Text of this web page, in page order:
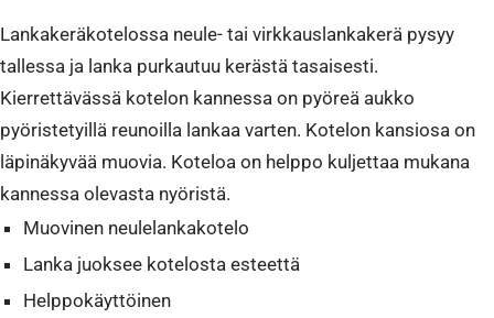
Lankakeräkotelossa neule- tai virkkauslankakerä pysyy
tallessa ja lanka purkautuu kerästä tasaisesti.
Kierrettävässä kotelon kannessa on pyöreä aukko
pyöristetyillä reunoilla lankaa varten. Kotelon kansiosa on
läpinäkyvää muovia. Koteloa on helppo kuljettaa mukana
kannessa olevasta nyöristä.
Muovinen neulelankakotelo
Lanka juoksee kotelosta esteettä
Helppokäyttöinen